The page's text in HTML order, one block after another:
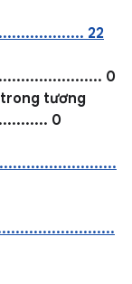
22
0
tương
0